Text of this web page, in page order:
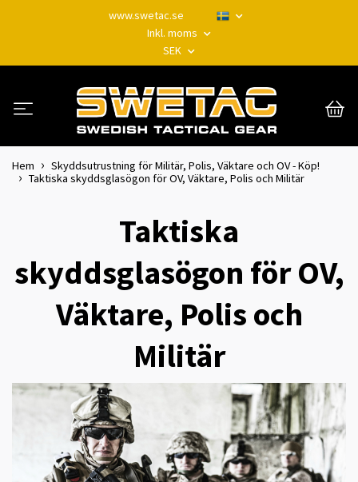
www.swetac.se
Inkl. moms
SEK
Hem
Skyddsutrustning för Militär, Polis, Väktare och OV - Köp!
Taktiska skyddsglasögon för OV, Väktare, Polis och Militär
Taktiska
skyddsglasögon för OV,
Väktare, Polis och
Militär